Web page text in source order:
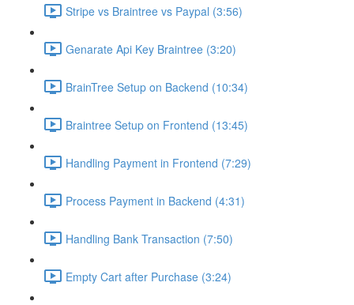
Stripe vs Braintree vs Paypal (3:56)
Genarate Api Key Braintree (3:20)
BrainTree Setup on Backend (10:34)
Braintree Setup on Frontend (13:45)
Handling Payment in Frontend (7:29)
Process Payment in Backend (4:31)
Handling Bank Transaction (7:50)
Empty Cart after Purchase (3:24)